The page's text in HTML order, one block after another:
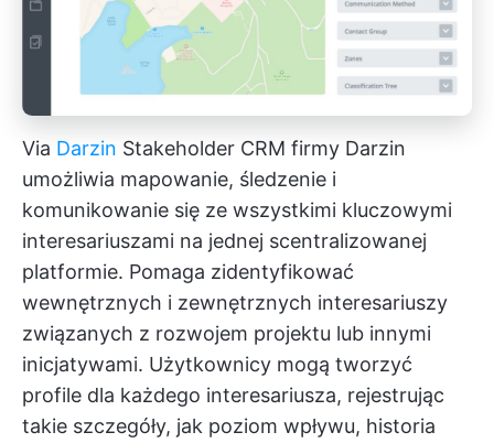
Via Darzin Stakeholder CRM firmy Darzin
umożliwia mapowanie, śledzenie i
komunikowanie się ze wszystkimi kluczowymi
interesariuszami na jednej scentralizowanej
platformie. Pomaga zidentyfikować
wewnętrznych i zewnętrznych interesariuszy
związanych z rozwojem projektu lub innymi
inicjatywami. Użytkownicy mogą tworzyć
profile dla każdego interesariusza, rejestrując
takie szczegóły, jak poziom wpływu, historia